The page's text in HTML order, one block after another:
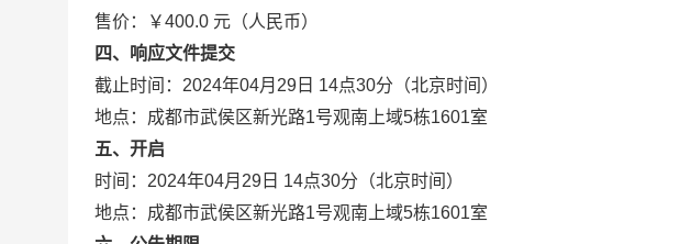
售价：￥400.0 元（人民币）
四、响应文件提交
截止时间：2024年04月29日 14点30分（北京时间）
地点：成都市武侯区新光路1号观南上域5栋1601室
五、开启
时间：2024年04月29日 14点30分（北京时间）
地点：成都市武侯区新光路1号观南上域5栋1601室